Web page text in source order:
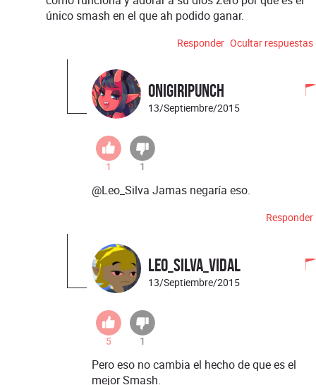
único smash en el que ah podido ganar.
Responder Ocultar respuestas
OnigiriPunch
13/Septiembre/2015
1 1
@Leo_Silva Jamas negaría eso.
Responder
Leo_Silva_Vidal
13/Septiembre/2015
5 1
Pero eso no cambia el hecho de que es el
mejor Smash.